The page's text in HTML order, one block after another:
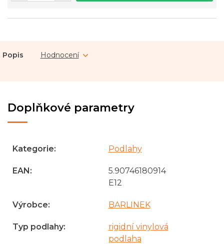
Popis Hodnocení
Doplňkové parametry
Kategorie: Podlahy
EAN:
5.90746180914
E12
Výrobce: BARLINEK
Typ podlahy:
rigidní vinylová
podlaha